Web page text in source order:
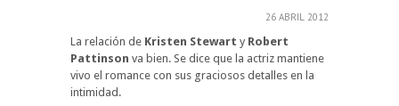
26 ABRIL 2012
La relación de Kristen Stewart y Robert
Pattinson va bien. Se dice que la actriz mantiene
vivo el romance con sus graciosos detalles en la
intimidad.